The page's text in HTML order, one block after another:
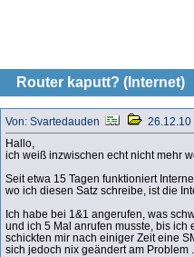
Router kaputt? (Internet)
Von: Svartedauden
26.12.10
Hallo,
ich weiß inzwischen echt nicht mehr
Seit etwa 15 Tagen funktioniert
wo ich diesen Satz schreibe, ist die
Ich habe bei 1&1 angerufen, was
und ich 5 Mal anrufen musste, bis ich
schickten mir nach einiger Zeit eine
sich jedoch nix geändert am Problem ...